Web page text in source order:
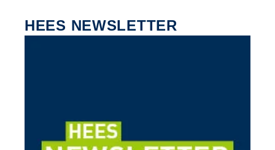
HEES NEWSLETTER